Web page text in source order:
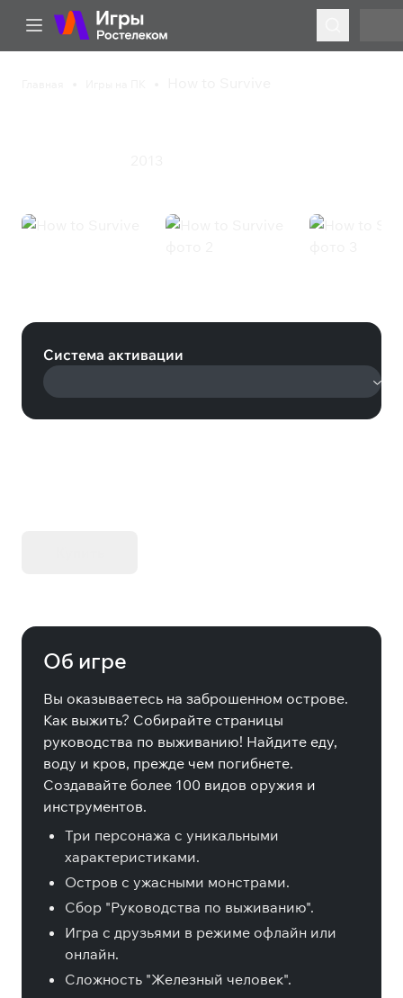
Система активации
Об игре
Вы оказываетесь на заброшенном острове.
Как выжить? Собирайте страницы
руководства по выживанию! Найдите еду,
воду и кров, прежде чем погибнете.
Создавайте более 100 видов оружия и
инструментов.
Три персонажа с уникальными
характеристиками.
Остров с ужасными монстрами.
Сбор "Руководства по выживанию".
Игра с друзьями в режиме офлайн или
онлайн.
Сложность "Железный человек".